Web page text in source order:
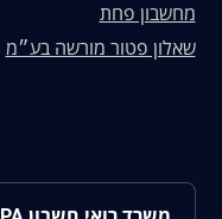
מחשבון פחת
שאלון פטור מורשה בע״מ